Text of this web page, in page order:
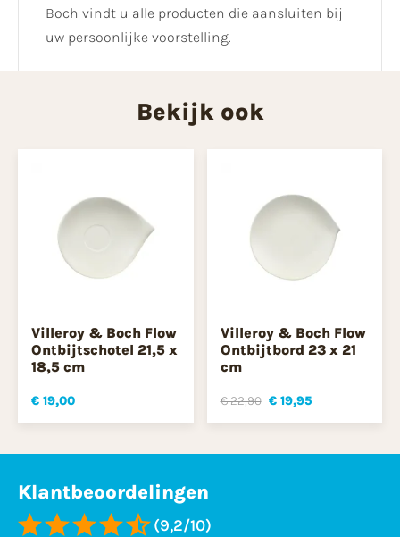
Boch vindt u alle producten die aansluiten bij
uw persoonlijke voorstelling.
Bekijk ook
Villeroy & Boch Flow
Ontbijtschotel 21,5 x
18,5 cm
€ 19,00
Villeroy & Boch Flow
Ontbijtbord 23 x 21
cm
€ 22,90 € 19,95
Klantbeoordelingen
(9,2/10)